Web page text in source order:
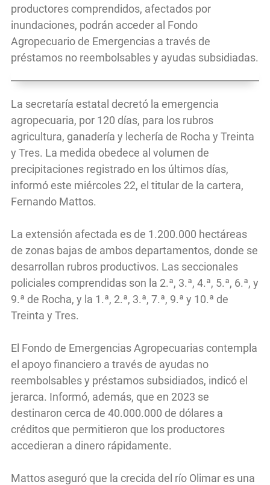
productores comprendidos, afectados por
inundaciones, podrán acceder al Fondo
Agropecuario de Emergencias a través de
préstamos no reembolsables y ayudas subsidiadas.
La secretaría estatal decretó la emergencia
agropecuaria, por 120 días, para los rubros
agricultura, ganadería y lechería de Rocha y Treinta
y Tres. La medida obedece al volumen de
precipitaciones registrado en los últimos días,
informó este miércoles 22, el titular de la cartera,
Fernando Mattos.
La extensión afectada es de 1.200.000 hectáreas
de zonas bajas de ambos departamentos, donde se
desarrollan rubros productivos. Las seccionales
policiales comprendidas son la 2.ª, 3.ª, 4.ª, 5.ª, 6.ª, y
9.ª de Rocha, y la 1.ª, 2.ª, 3.ª, 7.ª, 9.ª y 10.ª de
Treinta y Tres.
El Fondo de Emergencias Agropecuarias contempla
el apoyo financiero a través de ayudas no
reembolsables y préstamos subsidiados, indicó el
jerarca. Informó, además, que en 2023 se
destinaron cerca de 40.000.000 de dólares a
créditos que permitieron que los productores
accedieran a dinero rápidamente.
Mattos aseguró que la crecida del río Olimar es una